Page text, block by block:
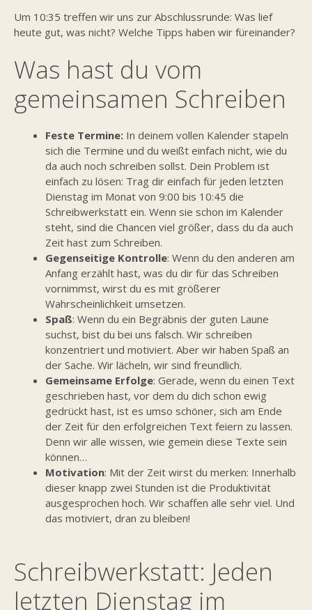
Um 10:35 treffen wir uns zur Abschlussrunde: Was lief
heute gut, was nicht? Welche Tipps haben wir füreinander?
Was hast du vom
gemeinsamen Schreiben
Feste Termine: In deinem vollen Kalender stapeln
sich die Termine und du weißt einfach nicht, wie du
da auch noch schreiben sollst. Dein Problem ist
einfach zu lösen: Trag dir einfach für jeden letzten
Dienstag im Monat von 9:00 bis 10:45 die
Schreibwerkstatt ein. Wenn sie schon im Kalender
steht, sind die Chancen viel größer, dass du da auch
Zeit hast zum Schreiben.
Gegenseitige Kontrolle: Wenn du den anderen am
Anfang erzählt hast, was du dir für das Schreiben
vornimmst, wirst du es mit größerer
Wahrscheinlichkeit umsetzen.
Spaß: Wenn du ein Begräbnis der guten Laune
suchst, bist du bei uns falsch. Wir schreiben
konzentriert und motiviert. Aber wir haben Spaß an
der Sache. Wir lächeln, wir sind freundlich.
Gemeinsame Erfolge: Gerade, wenn du einen Text
geschrieben hast, vor dem du dich schon ewig
gedrückt hast, ist es umso schöner, sich am Ende
der Zeit für den erfolgreichen Text feiern zu lassen.
Denn wir alle wissen, wie gemein diese Texte sein
können…
Motivation: Mit der Zeit wirst du merken: Innerhalb
dieser knapp zwei Stunden ist die Produktivität
ausgesprochen hoch. Wir schaffen alle sehr viel. Und
das motiviert, dran zu bleiben!
Schreibwerkstatt: Jeden
letzten Dienstag im